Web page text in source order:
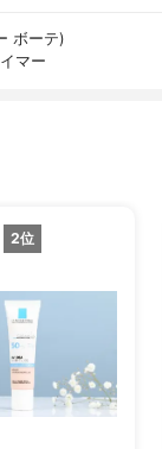
ボーテ)
マー
2位